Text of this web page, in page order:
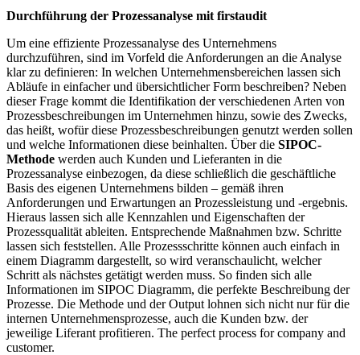
Durchführung der Prozessanalyse mit firstaudit
Um eine effiziente Prozessanalyse des Unternehmens
durchzuführen, sind im Vorfeld die Anforderungen an die Analyse
klar zu definieren: In welchen Unternehmensbereichen lassen sich
Abläufe in einfacher und übersichtlicher Form beschreiben? Neben
dieser Frage kommt die Identifikation der verschiedenen Arten von
Prozessbeschreibungen im Unternehmen hinzu, sowie des Zwecks,
das heißt, wofür diese Prozessbeschreibungen genutzt werden sollen
und welche Informationen diese beinhalten. Über die SIPOC-
Methode werden auch Kunden und Lieferanten in die
Prozessanalyse einbezogen, da diese schließlich die geschäftliche
Basis des eigenen Unternehmens bilden – gemäß ihren
Anforderungen und Erwartungen an Prozessleistung und -ergebnis.
Hieraus lassen sich alle Kennzahlen und Eigenschaften der
Prozessqualität ableiten. Entsprechende Maßnahmen bzw. Schritte
lassen sich feststellen. Alle Prozessschritte können auch einfach in
einem Diagramm dargestellt, so wird veranschaulicht, welcher
Schritt als nächstes getätigt werden muss. So finden sich alle
Informationen im SIPOC Diagramm, die perfekte Beschreibung der
Prozesse. Die Methode und der Output lohnen sich nicht nur für die
internen Unternehmensprozesse, auch die Kunden bzw. der
jeweilige Liferant profitieren. The perfect process for company and
customer.